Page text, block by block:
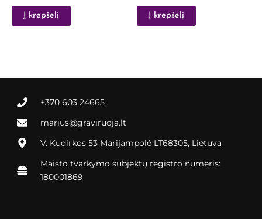
Į krepšelį Į krepšelį
+370 603 24665
marius@graviruoja.lt
V. Kudirkos 53 Marijampolė LT68305, Lietuva
Maisto tvarkymo subjektų registro numeris:
180001869